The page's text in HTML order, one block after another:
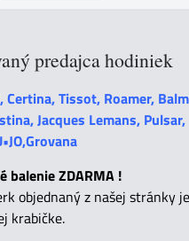
predajca hodiniek
Certina, Tissot, Roamer,
Jacques Lemans, Pulsar,
balenie ZDARMA !
objednaný z našej stránky
krabičke.